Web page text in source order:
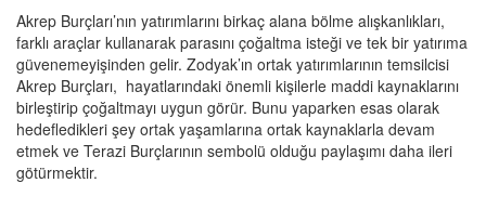
Akrep Burçları’nın yatırımlarını birkaç alana bölme alışkanlıkları,
farklı araçlar kullanarak parasını çoğaltma isteği ve tek bir yatırıma
güvenemeyişinden gelir. Zodyak’ın ortak yatırımlarının temsilcisi
Akrep Burçları, hayatlarındaki önemli kişilerle maddi kaynaklarını
birleştirip çoğaltmayı uygun görür. Bunu yaparken esas olarak
hedefledikleri şey ortak yaşamlarına ortak kaynaklarla devam
etmek ve Terazi Burçlarının sembolü olduğu paylaşımı daha ileri
götürmektir.